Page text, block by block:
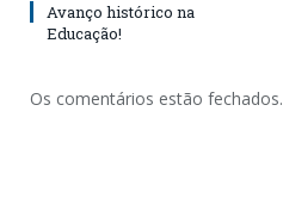
Avanço histórico na
Educação!
Os comentários estão fechados.